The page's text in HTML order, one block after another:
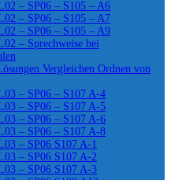
– SP06 – S105 – A6
– SP06 – S105 – A7
– SP06 – S105 – A9
– Sprechweise bei
Vergleichen Ordnen von
– SP06 – S107 A-4
– SP06 – S107 A-5
– SP06 – S107 A-6
– SP06 – S107 A-8
– SP06 S107 A-1
– SP06 S107 A-2
– SP06 S107 A-3